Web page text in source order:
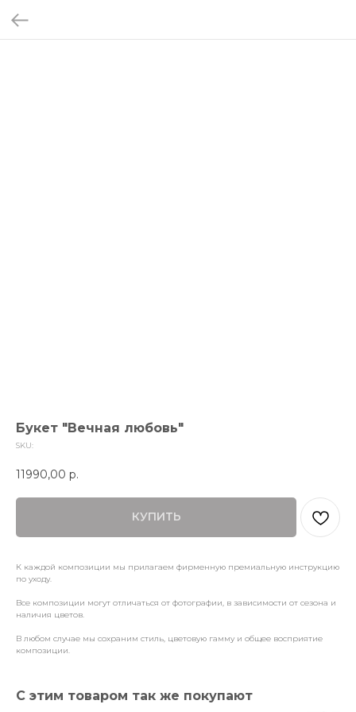
Букет "Вечная любовь"
SKU:
11990,00 р.
КУПИТЬ
К каждой композиции мы прилагаем фирменную премиальную инструкцию
по уходу.
Все композиции могут отличаться от фотографии, в зависимости от сезона и
наличия цветов.
В любом случае мы сохраним стиль, цветовую гамму и общее восприятие
композиции.
С этим товаром так же покупают